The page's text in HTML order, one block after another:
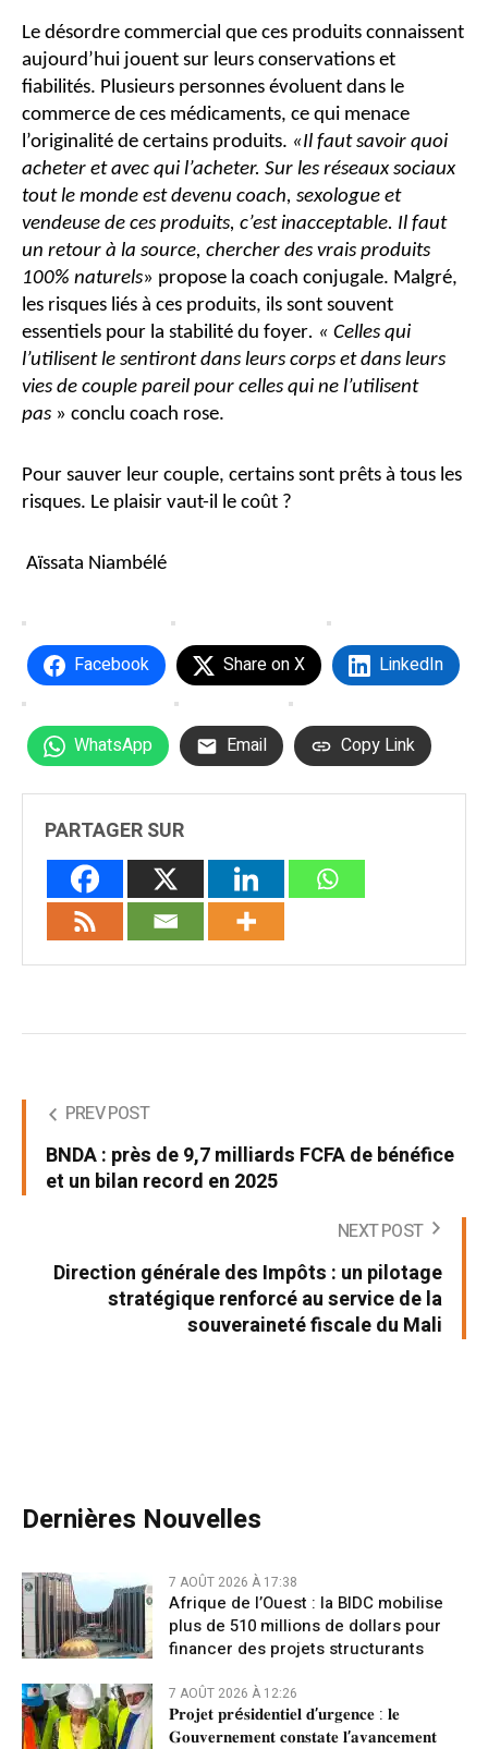
Le désordre commercial que ces produits connaissent
aujourd’hui jouent sur leurs conservations et
fiabilités. Plusieurs personnes évoluent dans le
commerce de ces médicaments, ce qui menace
l’originalité de certains produits. «Il faut savoir quoi
acheter et avec qui l’acheter. Sur les réseaux sociaux
tout le monde est devenu coach, sexologue et
vendeuse de ces produits, c’est inacceptable. Il faut
un retour à la source, chercher des vrais produits
100% naturels» propose la coach conjugale. Malgré,
les risques liés à ces produits, ils sont souvent
essentiels pour la stabilité du foyer. « Celles qui
l’utilisent le sentiront dans leurs corps et dans leurs
vies de couple pareil pour celles qui ne l’utilisent
pas » conclu coach rose.
Pour sauver leur couple, certains sont prêts à tous les
risques. Le plaisir vaut-il le coût ?
Aïssata Niambélé
Facebook Share on X LinkedIn
WhatsApp Email Copy Link
PARTAGER SUR
PREV POST
BNDA : près de 9,7 milliards FCFA de bénéfice
et un bilan record en 2025
NEXT POST
Direction générale des Impôts : un pilotage
stratégique renforcé au service de la
souveraineté fiscale du Mali
Dernières Nouvelles
7 AOÛT 2026 À 17:38
Afrique de l’Ouest : la BIDC mobilise
plus de 510 millions de dollars pour
financer des projets structurants
7 AOÛT 2026 À 12:26
𝐏𝐫𝐨𝐣𝐞𝐭 𝐩𝐫é𝐬𝐢𝐝𝐞𝐧𝐭𝐢𝐞𝐥 𝐝’𝐮𝐫𝐠𝐞𝐧𝐜𝐞 : 𝐥𝐞
𝐆𝐨𝐮𝐯𝐞𝐫𝐧𝐞𝐦𝐞𝐧𝐭 𝐜𝐨𝐧𝐬𝐭𝐚𝐭𝐞 𝐥’𝐚𝐯𝐚𝐧𝐜𝐞𝐦𝐞𝐧𝐭